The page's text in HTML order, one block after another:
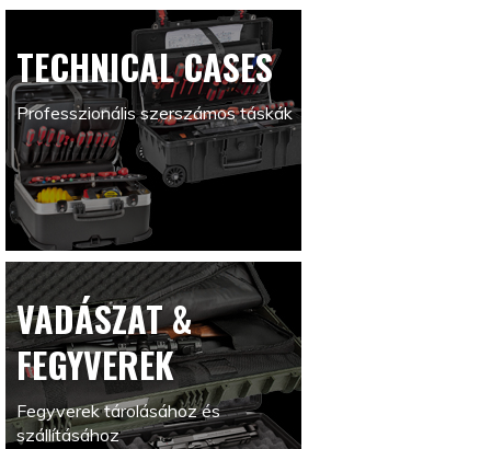
TECHNICAL CASES
Professzionális szerszámos táskák
VADÁSZAT &
FEGYVEREK
Fegyverek tárolásához és
szállításához